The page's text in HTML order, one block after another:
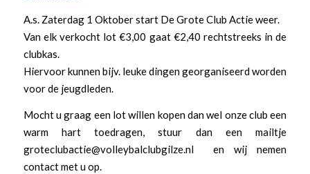
A.s. Zaterdag 1 Oktober start De Grote Club Actie weer.
Van elk verkocht lot €3,00 gaat €2,40 rechtstreeks in de
clubkas.
Hiervoor kunnen bijv. leuke dingen georganiseerd worden
voor de jeugdleden.
Mocht u graag een lot willen kopen dan wel onze club een
warm hart toedragen, stuur dan een mailtje
groteclubactie@volleybalclubgilze.nl en wij nemen
contact met u op.